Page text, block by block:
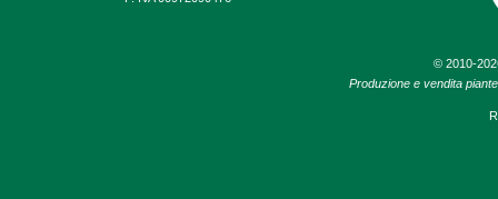
© 2010-
Produzione e vendita